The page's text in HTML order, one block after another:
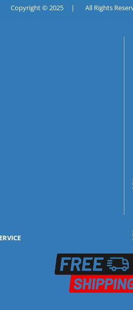
Copyright © 2025 | All Rights